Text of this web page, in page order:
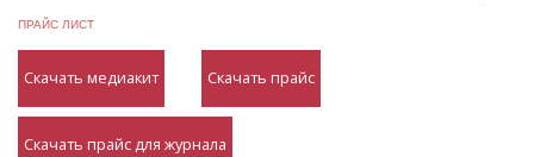
ПРАЙС ЛИСТ
Скачать медиакит Скачать прайс
Скачать прайс для журнала